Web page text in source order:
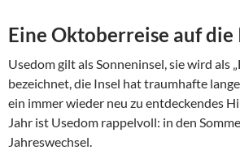
Eine Oktoberreise auf die
Usedom gilt als Sonneninsel, sie wird als
bezeichnet, die Insel hat traumhafte
ein immer wieder neu zu entdeckendes
Jahr ist Usedom rappelvoll: in den
Jahreswechsel.